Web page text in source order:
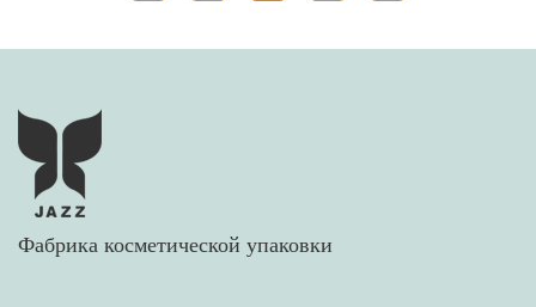
Фабрика косметической упаковки